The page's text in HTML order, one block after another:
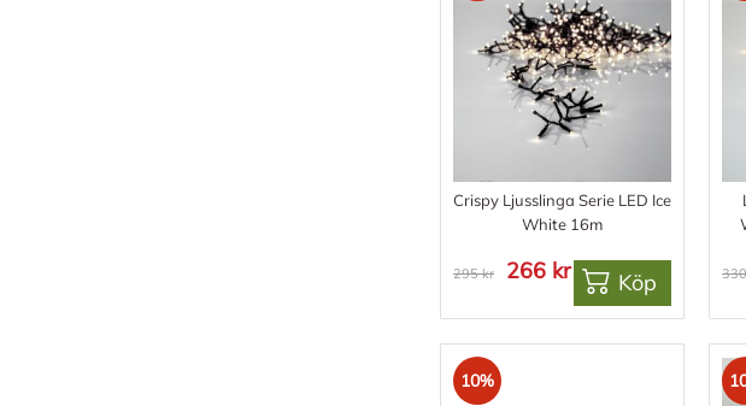
Crispy Ljusslinga Serie LED Ice
White 16m
295 kr 266 kr Köp
10%